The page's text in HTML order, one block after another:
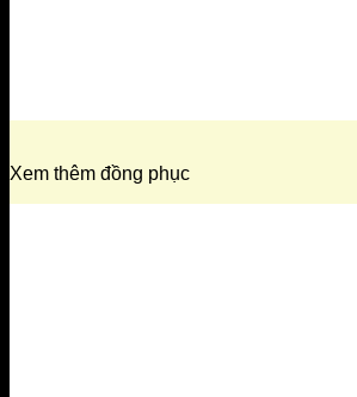
Xem thêm đồng phục